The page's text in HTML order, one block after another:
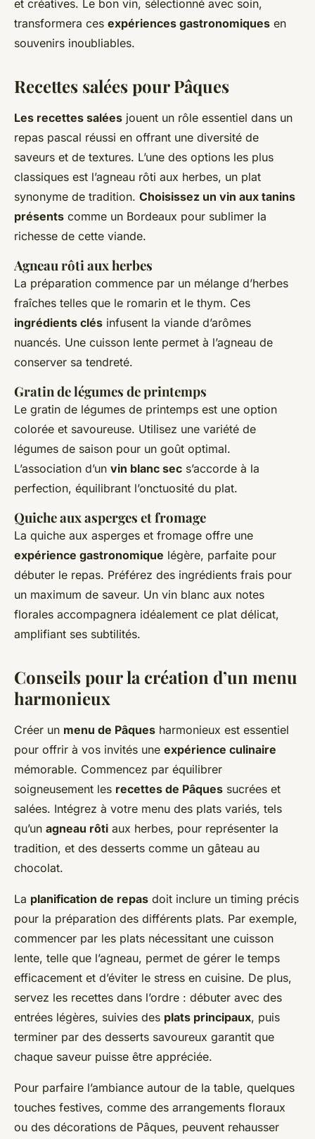
et créatives. Le bon vin, sélectionné avec soin,
transformera ces expériences gastronomiques en
souvenirs inoubliables.
Recettes salées pour Pâques
Les recettes salées jouent un rôle essentiel dans un
repas pascal réussi en offrant une diversité de
saveurs et de textures. L’une des options les plus
classiques est l’agneau rôti aux herbes, un plat
synonyme de tradition. Choisissez un vin aux tanins
présents comme un Bordeaux pour sublimer la
richesse de cette viande.
Agneau rôti aux herbes
La préparation commence par un mélange d’herbes
fraîches telles que le romarin et le thym. Ces
ingrédients clés infusent la viande d’arômes
nuancés. Une cuisson lente permet à l’agneau de
conserver sa tendreté.
Gratin de légumes de printemps
Le gratin de légumes de printemps est une option
colorée et savoureuse. Utilisez une variété de
légumes de saison pour un goût optimal.
L’association d’un vin blanc sec s’accorde à la
perfection, équilibrant l’onctuosité du plat.
Quiche aux asperges et fromage
La quiche aux asperges et fromage offre une
expérience gastronomique légère, parfaite pour
débuter le repas. Préférez des ingrédients frais pour
un maximum de saveur. Un vin blanc aux notes
florales accompagnera idéalement ce plat délicat,
amplifiant ses subtilités.
Conseils pour la création d’un menu
harmonieux
Créer un menu de Pâques harmonieux est essentiel
pour offrir à vos invités une expérience culinaire
mémorable. Commencez par équilibrer
soigneusement les recettes de Pâques sucrées et
salées. Intégrez à votre menu des plats variés, tels
qu’un agneau rôti aux herbes, pour représenter la
tradition, et des desserts comme un gâteau au
chocolat.
La planification de repas doit inclure un timing précis
pour la préparation des différents plats. Par exemple,
commencer par les plats nécessitant une cuisson
lente, telle que l’agneau, permet de gérer le temps
efficacement et d’éviter le stress en cuisine. De plus,
servez les recettes dans l’ordre : débuter avec des
entrées légères, suivies des plats principaux, puis
terminer par des desserts savoureux garantit que
chaque saveur puisse être appréciée.
Pour parfaire l’ambiance autour de la table, quelques
touches festives, comme des arrangements floraux
ou des décorations de Pâques, peuvent rehausser